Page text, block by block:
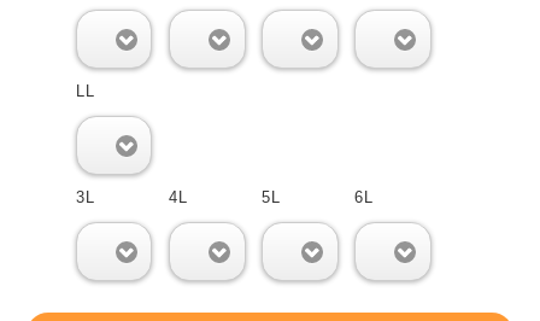
LL
3L 4L 5L 6L